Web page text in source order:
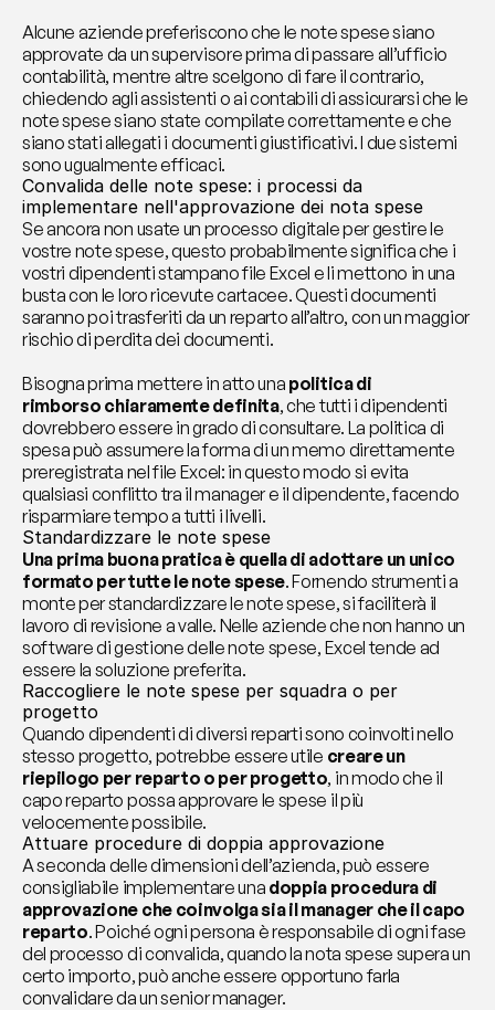
Alcune aziende preferiscono che le note spese siano
approvate da un supervisore prima di passare all’ufficio
contabilità, mentre altre scelgono di fare il contrario,
chiedendo agli assistenti o ai contabili di assicurarsi che le
note spese siano state compilate correttamente e che
siano stati allegati i documenti giustificativi. I due sistemi
sono ugualmente efficaci.
Convalida delle note spese: i processi da
implementare nell'approvazione dei nota spese
Se ancora non usate un processo digitale per gestire le
vostre note spese, questo probabilmente significa che i
vostri dipendenti stampano file Excel e li mettono in una
busta con le loro ricevute cartacee. Questi documenti
saranno poi trasferiti da un reparto all’altro, con un maggior
rischio di perdita dei documenti.
Bisogna prima mettere in atto una politica di
rimborso chiaramente definita, che tutti i dipendenti
dovrebbero essere in grado di consultare. La politica di
spesa può assumere la forma di un memo direttamente
preregistrata nel file Excel: in questo modo si evita
qualsiasi conflitto tra il manager e il dipendente, facendo
risparmiare tempo a tutti i livelli.
Standardizzare le note spese
Una prima buona pratica è quella di adottare un unico
formato per tutte le note spese. Fornendo strumenti a
monte per standardizzare le note spese, si faciliterà il
lavoro di revisione a valle. Nelle aziende che non hanno un
software di gestione delle note spese, Excel tende ad
essere la soluzione preferita.
Raccogliere le note spese per squadra o per
progetto
Quando dipendenti di diversi reparti sono coinvolti nello
stesso progetto, potrebbe essere utile creare un
riepilogo per reparto o per progetto, in modo che il
capo reparto possa approvare le spese il più
velocemente possibile.
Attuare procedure di doppia approvazione
A seconda delle dimensioni dell’azienda, può essere
consigliabile implementare una doppia procedura di
approvazione che coinvolga sia il manager che il capo
reparto. Poiché ogni persona è responsabile di ogni fase
del processo di convalida, quando la nota spese supera un
certo importo, può anche essere opportuno farla
convalidare da un senior manager.